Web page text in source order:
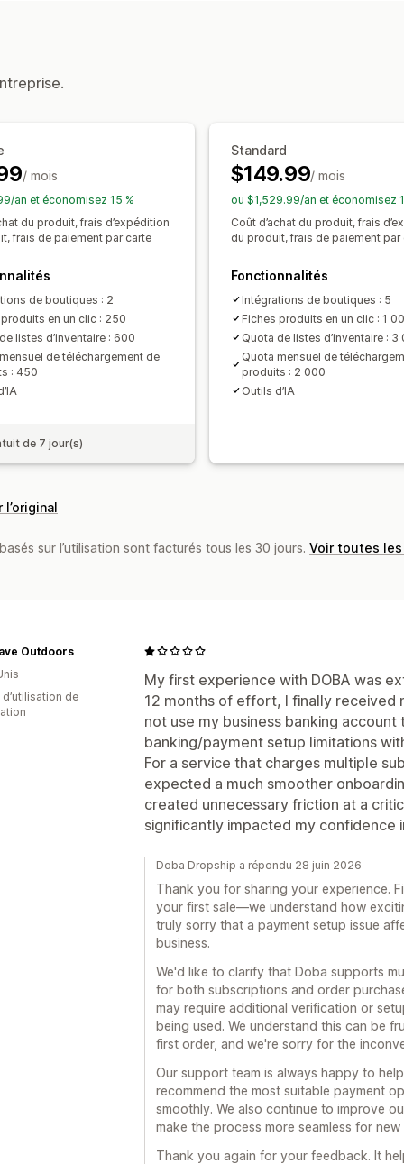
/ mois
an et économisez 15 %
du produit, frais d’expédition
frais de paiement par carte
de boutiques : 2
en un clic : 250
listes d’inventaire : 600
de téléchargement de
: 450
de 7 jour(s)
Standard
$149.99/ mois
ou $1,529.99/an et économisez
Coût d’achat du produit, frais
du produit, frais de paiement par
Fonctionnalités
Intégrations de boutiques : 5
Fiches produits en un clic : 1
Quota de listes d’inventaire : 3
Quota mensuel de
produits : 2 000
Outils d’IA
l’original
sur l’utilisation sont facturés tous les 30 jours. Voir toutes
My first experience with DOBA was
12 months of effort, I finally received
not use my business banking
banking/payment setup limitations
For a service that charges multiple
expected a much smoother
created unnecessary friction at a
significantly impacted my confidence
Outdoors
de
Doba Dropship a répondu 28 juin 2026
Thank you for sharing your experience.
your first sale—we understand how
truly sorry that a payment setup issue
business.
We'd like to clarify that Doba supports
for both subscriptions and order
may require additional verification or
being used. We understand this can be
first order, and we're sorry for the
Our support team is always happy to
recommend the most suitable payment
smoothly. We also continue to improve
make the process more seamless for new
Thank you again for your feedback. It